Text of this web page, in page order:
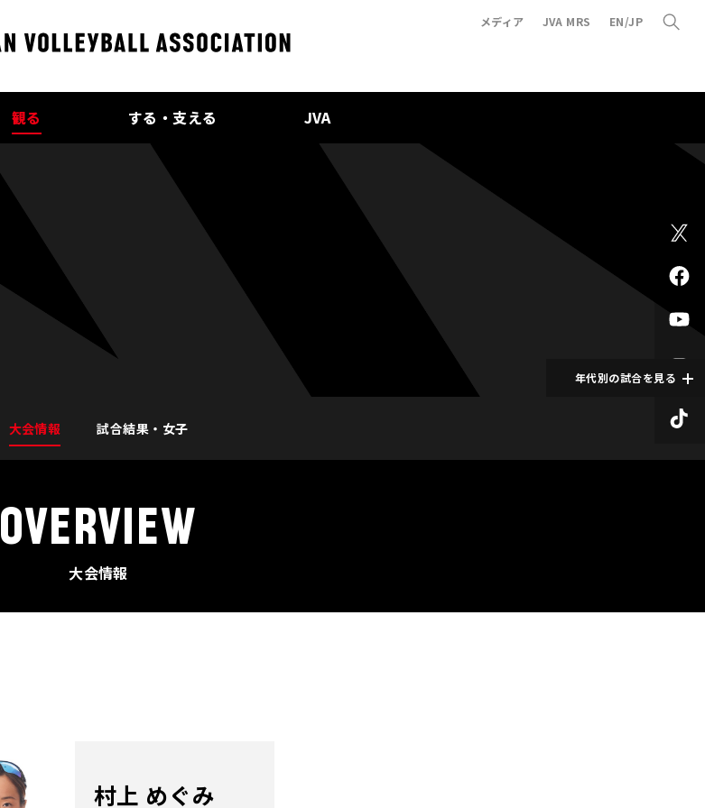
メディア JVA MRS EN/JP
観る する・支える JVA
年代別の試合を見る
大会情報 試合結果・女子
OVERVIEW
大会情報
村上 めぐみ